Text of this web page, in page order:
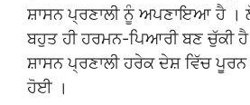
ਸ਼ਾਸਨ ਪ੍ਰਣਾਲੀ ਨੂੰ ਅਪਣਾਇਆ ਹੈ ।
ਬਹੁਤ ਹੀ ਹਰਮਨ-ਪਿਆਰੀ ਬਣ ਚੁੱਕੀ
ਸ਼ਾਸਨ ਪ੍ਰਣਾਲੀ ਹਰੇਕ ਦੇਸ਼ ਵਿੱਚ
ਹੋਈ ।